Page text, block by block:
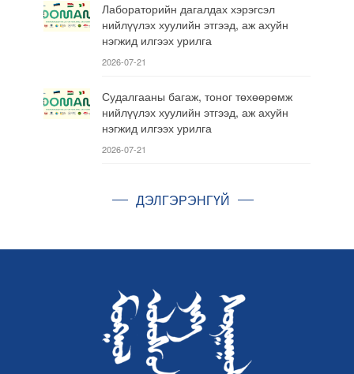
Лабораторийн дагалдах хэрэгсэл
нийлүүлэх хуулийн этгээд, аж ахуйн
нэгжид илгээх урилга
2026-07-21
Судалгааны багаж, тоног төхөөрөмж
нийлүүлэх хуулийн этгээд, аж ахуйн
нэгжид илгээх урилга
2026-07-21
ДЭЛГЭРЭНГҮЙ